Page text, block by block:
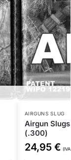
AIRGUNS SLUG
Airgun
(.300)
24,95 €